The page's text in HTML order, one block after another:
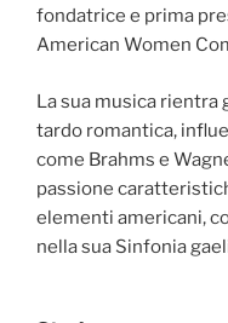
fondatrice e prima
American Women
La sua musica
tardo romantica,
come Brahms e
passione
elementi americani,
nella sua Sinfonia